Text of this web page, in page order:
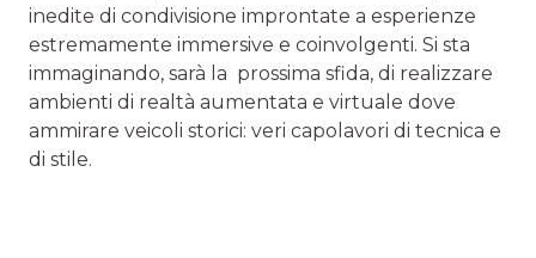
inedite di condivisione improntate a esperienze
estremamente immersive e coinvolgenti. Si sta
immaginando, sarà la prossima sfida, di realizzare
ambienti di realtà aumentata e virtuale dove
ammirare veicoli storici: veri capolavori di tecnica e
di stile.